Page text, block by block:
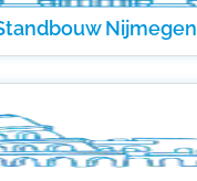
Nijmegen